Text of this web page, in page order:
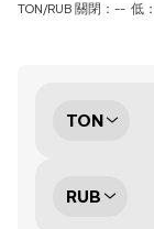
TON/RUB 關閉：-- 低
TON
RUB